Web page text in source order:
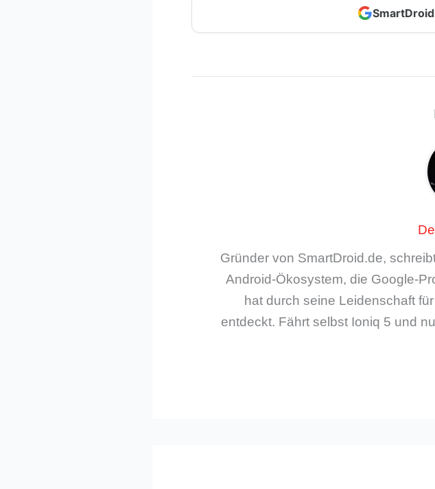
Gründer von SmartDroid.de,
Android-Ökosystem, die Google-
hat durch seine Leidenschaft
entdeckt. Fährt selbst Ioniq 5 und